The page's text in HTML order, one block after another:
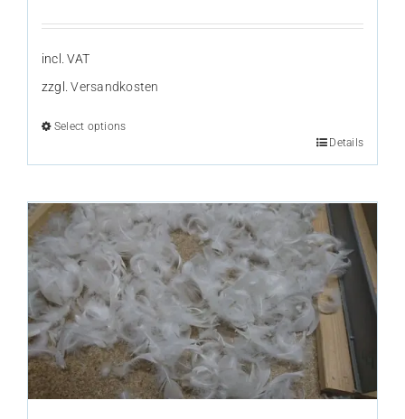
incl. VAT
zzgl.Versandkosten
Select options
product
multiple
variants.
The
options
may
be
chosen
on
Details